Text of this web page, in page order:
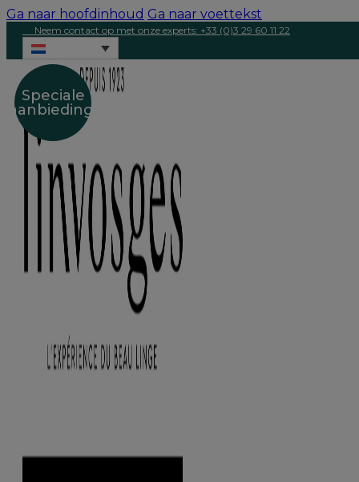
Ga naar hoofdinhoud Ga naar voettekst
Neem contact op met onze experts: +33 (0)3 29 60 11 22
Speciale
aanbieding!